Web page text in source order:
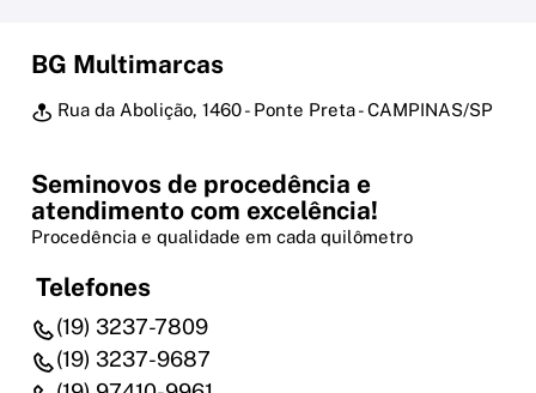
BG Multimarcas
Rua da Abolição, 1460 - Ponte Preta - CAMPINAS/SP
Seminovos de procedência e
atendimento com excelência!
Procedência e qualidade em cada quilômetro
Telefones
(19) 3237-7809
(19) 3237-9687